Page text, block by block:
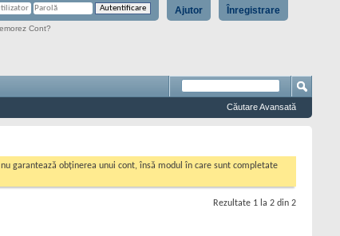
Înregistrare
Ajutor
Cont?
Căutare Avansată
garantează obținerea unui cont, însă modul în care sunt completate
Rezultate 1 la 2 din 2